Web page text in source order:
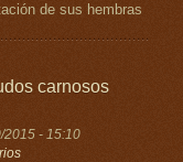
de sus hembras
carnosos
2015 - 15:10